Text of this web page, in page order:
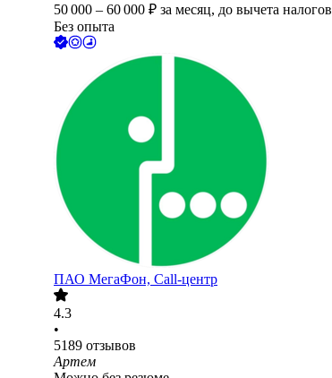
50 000 – 60 000 ₽ за месяц, до вычета налогов
Без опыта
ПАО МегаФон, Call-центр
4.3
•
5189 отзывов
Артем